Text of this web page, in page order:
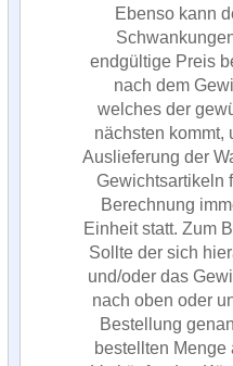
Ebenso kann
endgültige Preis
nach dem
welches der
nächsten kommt,
Auslieferung der
Gewichtsartikeln
Berechnung
Einheit statt. Zum
Sollte der sich
und/oder das
nach oben oder
Bestellung
bestellten